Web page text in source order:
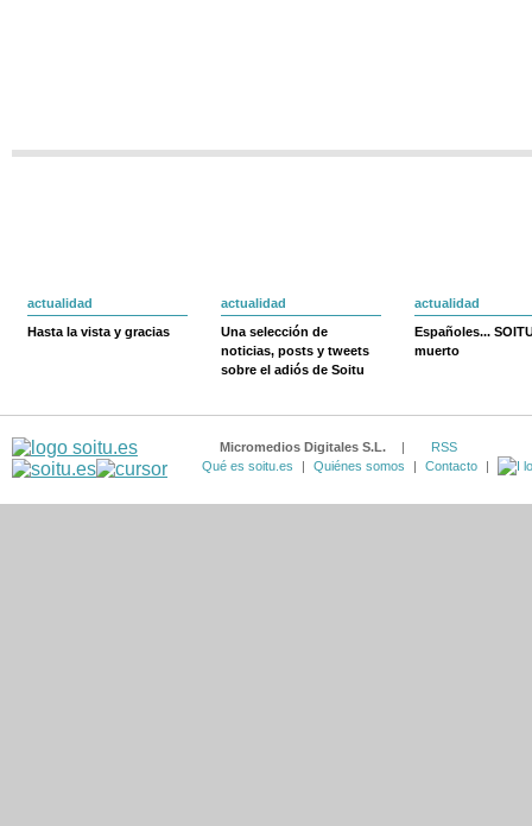
actualidad
Hasta la vista y gracias
actualidad
Una selección de
noticias, posts y tweets
sobre el adiós de Soitu
actualidad
Españoles...
muerto
Micromedios Digitales S.L. |
RSS
Qué es soitu.es
| Quiénes somos | Contacto |